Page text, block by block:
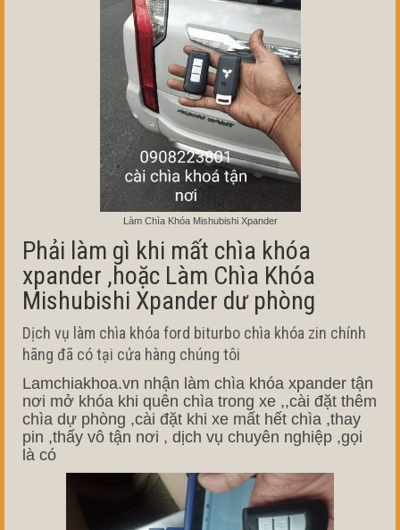
Làm Chìa Khóa Mishubishi Xpander
Phải làm gì khi mất chìa khóa
xpander ,hoặc Làm Chìa Khóa
Mishubishi Xpander dư phòng
Dịch vụ làm chìa khóa ford biturbo chìa khóa zin chính
hãng đã có tại cửa hàng chúng tôi
Lamchiakhoa.vn nhận làm chìa khóa xpander tận
nơi mở khóa khi quên chìa trong xe ,,cài đặt thêm
chìa dự phòng ,cài đặt khi xe mất hết chìa ,thay
pin ,thấy vô tận nơi , dịch vụ chuyên nghiệp ,gọi
là có